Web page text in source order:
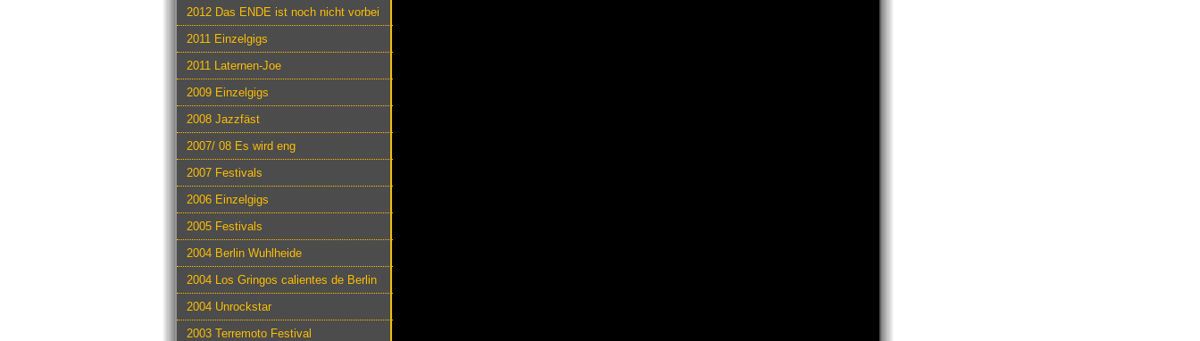
2012 Das ENDE ist noch nicht vorbei
2011 Einzelgigs
2011 Laternen-Joe
2009 Einzelgigs
2008 Jazzfäst
2007/ 08 Es wird eng
2007 Festivals
2006 Einzelgigs
2005 Festivals
2004 Berlin Wuhlheide
2004 Los Gringos calientes de Berlin
2004 Unrockstar
2003 Terremoto Festival